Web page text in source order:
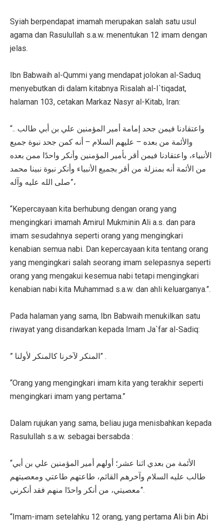
Syiah berpendapat imamah merupakan salah satu usul
agama dan Rasulullah s.a.w. menentukan 12 imam dengan
jelas.
Ibn Babwaih al-Qummi yang mendapat jolokan al-Saduq
menyebutkan di dalam kitabnya Risalah al-I`tiqadat,
halaman 103, cetakan Markaz Nasyr al-Kitab, Iran:
“.. واعتقادنا فيمن جحد إمامة أمير المؤمنين علي بن أبي طالب
والأئمة من بعده – عليهم السلام – أنه كمن جحد نبوة جميع
الأنبياء، واعتقادنا فيمن أقر بأمير المؤمنين وأنكر واحدًا ممن بعده
من الأئمة أنه بمنزلة من أقر بجميع الأنبياء وأنكر نبوة نبينا محمد
صلى الله عليه وآله”،
“Kepercayaan kita berhubung dengan orang yang
mengingkari imamah Amirul Mukminin Ali a.s. dan para
imam sesudahnya seperti orang yang mengingkari
kenabian semua nabi. Dan kepercayaan kita tentang orang
yang mengingkari salah seorang imam selepasnya seperti
orang yang mengakui kesemua nabi tetapi mengingkari
kenabian nabi kita Muhammad s.a.w. dan ahli keluarganya.”.
Pada halaman yang sama, Ibn Babwaih menukilkan satu
riwayat yang disandarkan kepada Imam Ja`far al-Sadiq:
” المنكر لآخرنا كالمنكر لأولنا” .
“Orang yang mengingkari imam kita yang terakhir seperti
mengingkari imam yang pertama.”
Dalam rujukan yang sama, beliau juga menisbahkan kepada
Rasulullah s.a.w. sebagai bersabda :
“الأئمة من بعدي اثنا عشر؛ أولهم أمير المؤمنين علي بن أبي
طالب عليه السلام وآخرهم القائم، طاعتهم طاعتي ومعصيتهم
معصيتي، من أنكر واحدًا منهم فقد أنكرني”.
“Imam-imam setelahku 12 orang, yang pertama Ali bin Abi